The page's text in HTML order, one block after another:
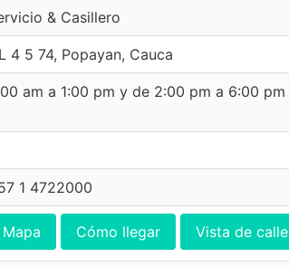
& Casillero
4 5 74, Popayan, Cauca
am a 1:00 pm y de 2:00 pm a 6:00 pm
1 4722000
Mapa Cómo llegar Vista de calle